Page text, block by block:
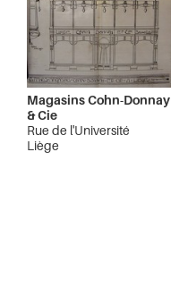
Magasins Cohn-Donnay
& Cie
Rue de l'Université
Liège